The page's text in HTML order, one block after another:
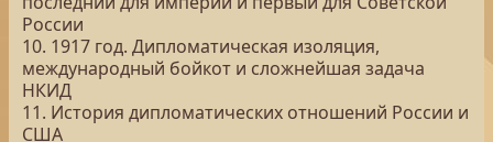
России
10. 1917 год. Дипломатическая изоляция,
международный бойкот и сложнейшая задача
НКИД
11. История дипломатических отношений России и
США